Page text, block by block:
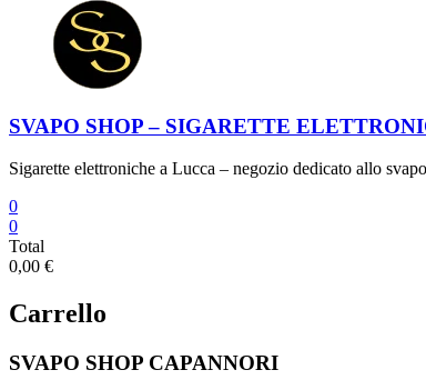
SVAPO SHOP – SIGARETTE
Sigarette elettroniche a Lucca – negozio dedicato allo
0
0
Total
0,00 €
Carrello
SVAPO SHOP CAPANNORI